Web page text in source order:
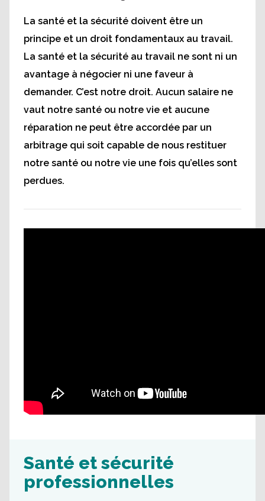
La santé et la sécurité doivent être un
principe et un droit fondamentaux au travail.
La santé et la sécurité au travail ne sont ni un
avantage à négocier ni une faveur à
demander. C’est notre droit. Aucun salaire ne
vaut notre santé ou notre vie et aucune
réparation ne peut être accordée par un
arbitrage qui soit capable de nous restituer
notre santé ou notre vie une fois qu’elles sont
perdues.
Santé et sécurité
professionnelles